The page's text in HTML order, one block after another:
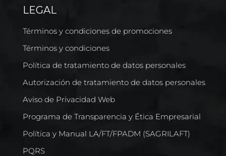
LEGAL
Términos y condiciones de promociones
Términos y condiciones
Política de tratamiento de datos personales
Autorización de tratamiento de datos personales
Aviso de Privacidad Web
Programa de Transparencia y Ética Empresarial
Política y Manual LA/FT/FPADM (SAGRILAFT)
PQRS